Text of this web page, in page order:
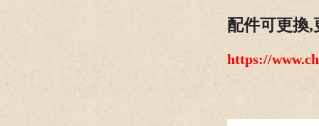
配件可更換
https://